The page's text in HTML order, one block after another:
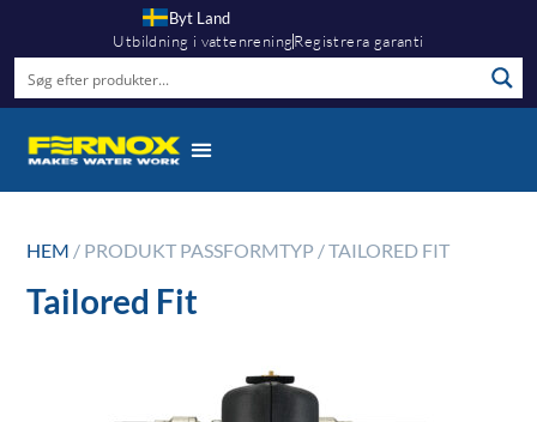
Byt Land
Utbildning i vattenreningRegistrera garanti
HEM / PRODUKT PASSFORMTYP / TAILORED FIT
Tailored Fit